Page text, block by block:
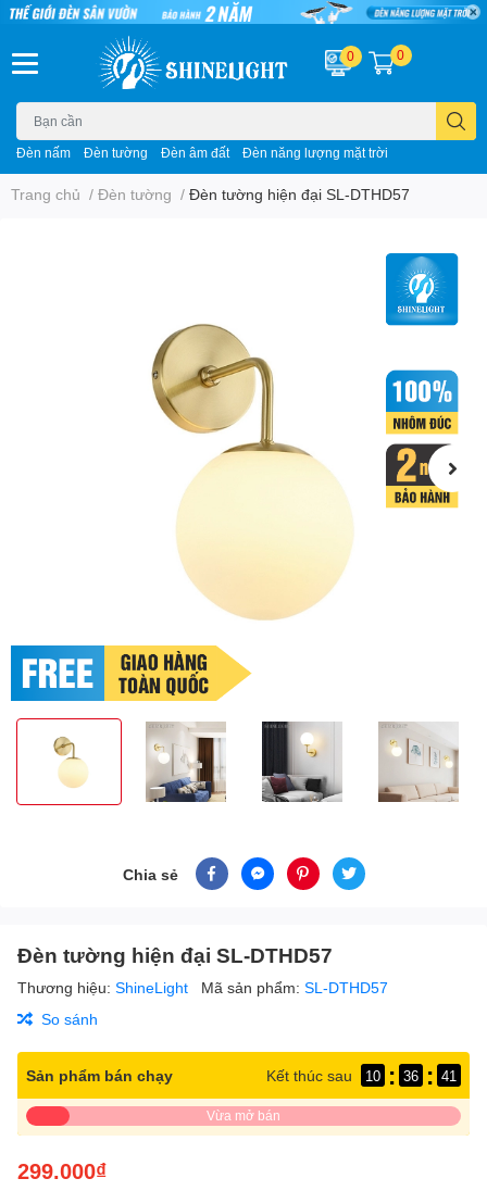
Đèn nấm Đèn tường Đèn âm đất Đèn năng lượng mặt trời
0 0
Trang chủ / Đèn tường / Đèn tường hiện đại SL-DTHD57
Chia sẻ
Đèn tường hiện đại SL-DTHD57
Thương hiệu: ShineLight Mã sản phẩm: SL-DTHD57
So sánh
Sản phẩm bán chạy Kết thúc sau 10 : 36 : 40
Vừa mở bán
299.000₫